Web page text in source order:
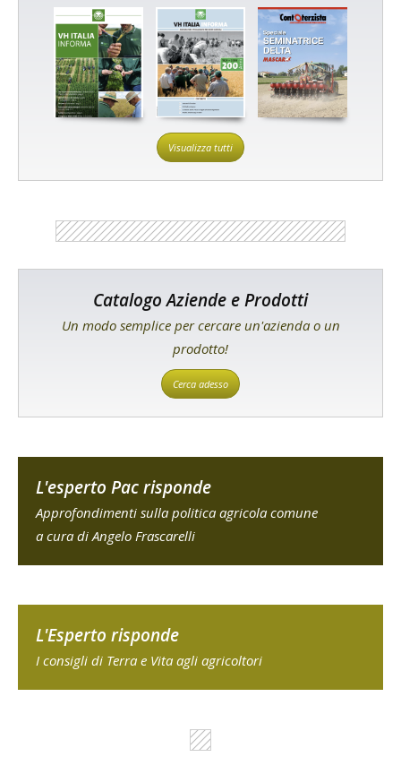
Visualizza tutti
Catalogo Aziende e Prodotti
Un modo semplice per cercare un'azienda o un
prodotto!
Cerca adesso
L'esperto Pac risponde
Approfondimenti sulla politica agricola comune
a cura di Angelo Frascarelli
L'Esperto risponde
I consigli di Terra e Vita agli agricoltori